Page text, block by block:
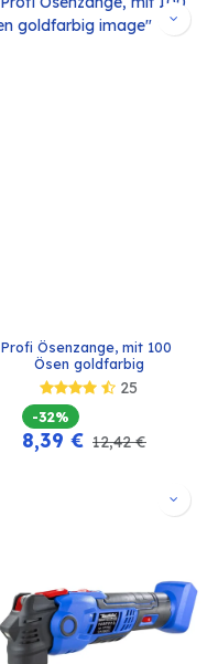
Profi Ösenzange, mit 100
Ösen goldfarbig
25
-32%
8,39 € 12,42€